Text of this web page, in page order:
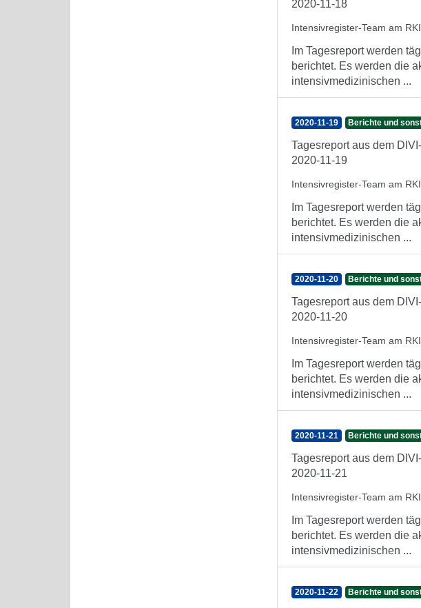
2020-11-18
Intensivregister-Team am RKI
Im Tagesreport werden
berichtet. Es werden die
intensivmedizinischen ...
2020-11-19 Berichte und
Tagesreport aus dem
2020-11-19
Intensivregister-Team am RKI
Im Tagesreport werden
berichtet. Es werden die
intensivmedizinischen ...
2020-11-20 Berichte und
Tagesreport aus dem
2020-11-20
Intensivregister-Team am RKI
Im Tagesreport werden
berichtet. Es werden die
intensivmedizinischen ...
2020-11-21 Berichte und
Tagesreport aus dem
2020-11-21
Intensivregister-Team am RKI
Im Tagesreport werden
berichtet. Es werden die
intensivmedizinischen ...
2020-11-22 Berichte und